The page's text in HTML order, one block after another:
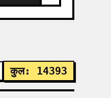
कुल: 14393